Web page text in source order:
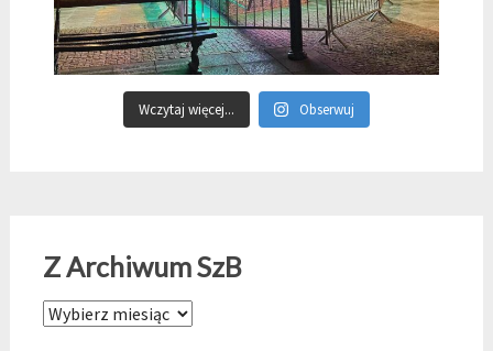
Wczytaj więcej... Obserwuj
Z Archiwum SzB
Z Archiwum SzB